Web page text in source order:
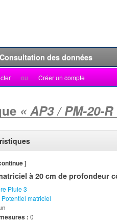
Consultation des données
ou Créer un compte
« AP3 / PM-20-R
]
à 20 cm de profondeur
Pluie 3
Potentiel matriciel
: 0